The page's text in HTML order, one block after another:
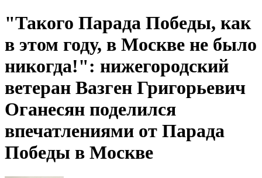
"Такого Парада Победы, как
в этом году, в Москве не было
никогда!": нижегородский
ветеран Вазген Григорьевич
Оганесян поделился
впечатлениями от Парада
Победы в Москве